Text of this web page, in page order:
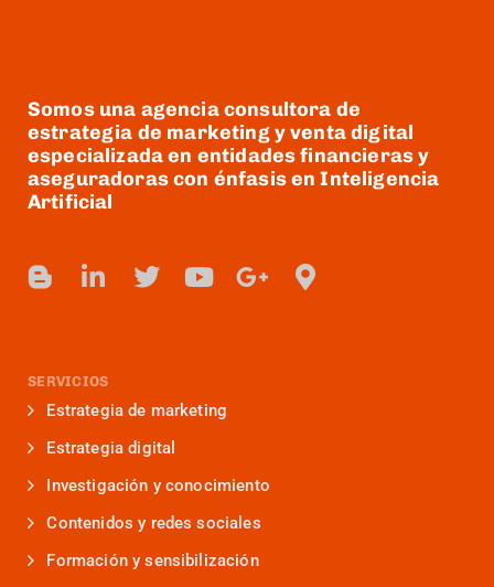
Somos una agencia consultora de
estrategia de marketing y venta digital
especializada en entidades financieras y
aseguradoras con énfasis en Inteligencia
Artificial
SERVICIOS
Estrategia de marketing
Estrategia digital
Investigación y conocimiento
Contenidos y redes sociales
Formación y sensibilización